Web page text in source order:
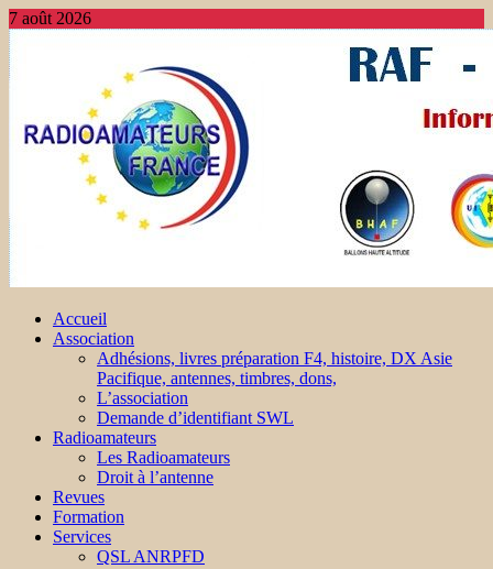
7 août 2026
Accueil
Association
Adhésions, livres préparation F4, histoire, DX Asie
Pacifique, antennes, timbres, dons,
L’association
Demande d’identifiant SWL
Radioamateurs
Les Radioamateurs
Droit à l’antenne
Revues
Formation
Services
QSL ANRPFD